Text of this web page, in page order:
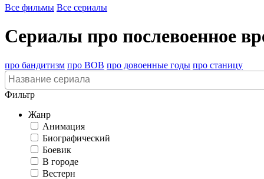
Все фильмы Все сериалы
Сериалы про послевоенное
про бандитизм про ВОВ про довоенные годы про станицу
Фильтр
Жанр
Анимация
Биографический
Боевик
В городе
Вестерн